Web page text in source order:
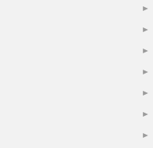
►
►
►
►
►
►
►